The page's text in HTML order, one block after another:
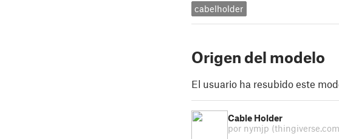
cabelholder
Origen del modelo
El usuario ha resubido este
Cable Holder
por nymjp